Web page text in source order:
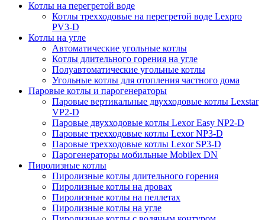
Котлы на перегретой воде
Котлы трехходовые на перегретой воде Lexpro
PV3-D
Котлы на угле
Автоматические угольные котлы
Котлы длительного горения на угле
Полуавтоматические угольные котлы
Угольные котлы для отопления частного дома
Паровые котлы и парогенераторы
Паровые вертикальные двухходовые котлы Lexstar
VP2-D
Паровые двухходовые котлы Lexor Easy NP2-D
Паровые трехходовые котлы Lexor NP3-D
Паровые трехходовые котлы Lexor SP3-D
Парогенераторы мобильные Mobilex DN
Пиролизные котлы
Пиролизные котлы длительного горения
Пиролизные котлы на дровах
Пиролизные котлы на пеллетах
Пиролизные котлы на угле